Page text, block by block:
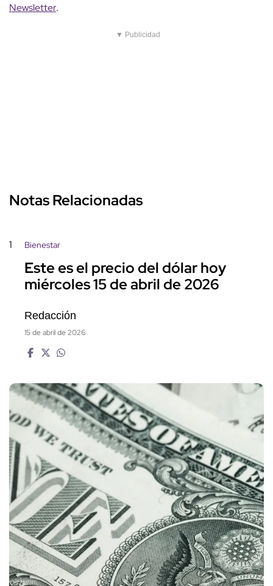
Newsletter.
▼ Publicidad
Notas Relacionadas
1 Bienestar
Este es el precio del dólar hoy
miércoles 15 de abril de 2026
Redacción
15 de abril de 2026